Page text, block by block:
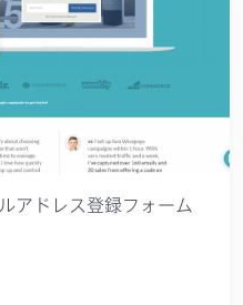
アドレス登録フォーム